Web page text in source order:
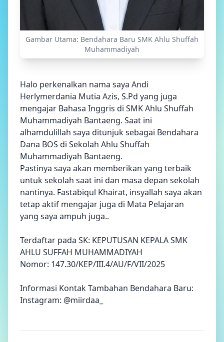
Gambar Utama: Bendahara Baru SMK Ahlu Shuffah
Muhammadiyah
Halo perkenalkan nama saya Andi
Herlymerdania Mutia Azis, S.Pd yang juga
mengajar Bahasa Inggris di SMK Ahlu Shuffah
Muhammadiyah Bantaeng. Saat ini
alhamdulillah saya ditunjuk sebagai Bendahara
Dana BOS di Sekolah Ahlu Shuffah
Muhammadiyah Bantaeng.
Pastinya saya akan memberikan yang terbaik
untuk sekolah saat ini dan masa depan sekolah
nantinya. Fastabiqul Khairat, insyallah saya akan
tetap aktif mengajar juga di Mata Pelajaran
yang saya ampuh juga..
Terdaftar pada SK: KEPUTUSAN KEPALA SMK
AHLU SUFFAH MUHAMMADIYAH
Nomor: 147.30/KEP/III.4/AU/F/VII/2025
Informasi Kontak Tambahan Bendahara Baru:
Instagram: @miirdaa_